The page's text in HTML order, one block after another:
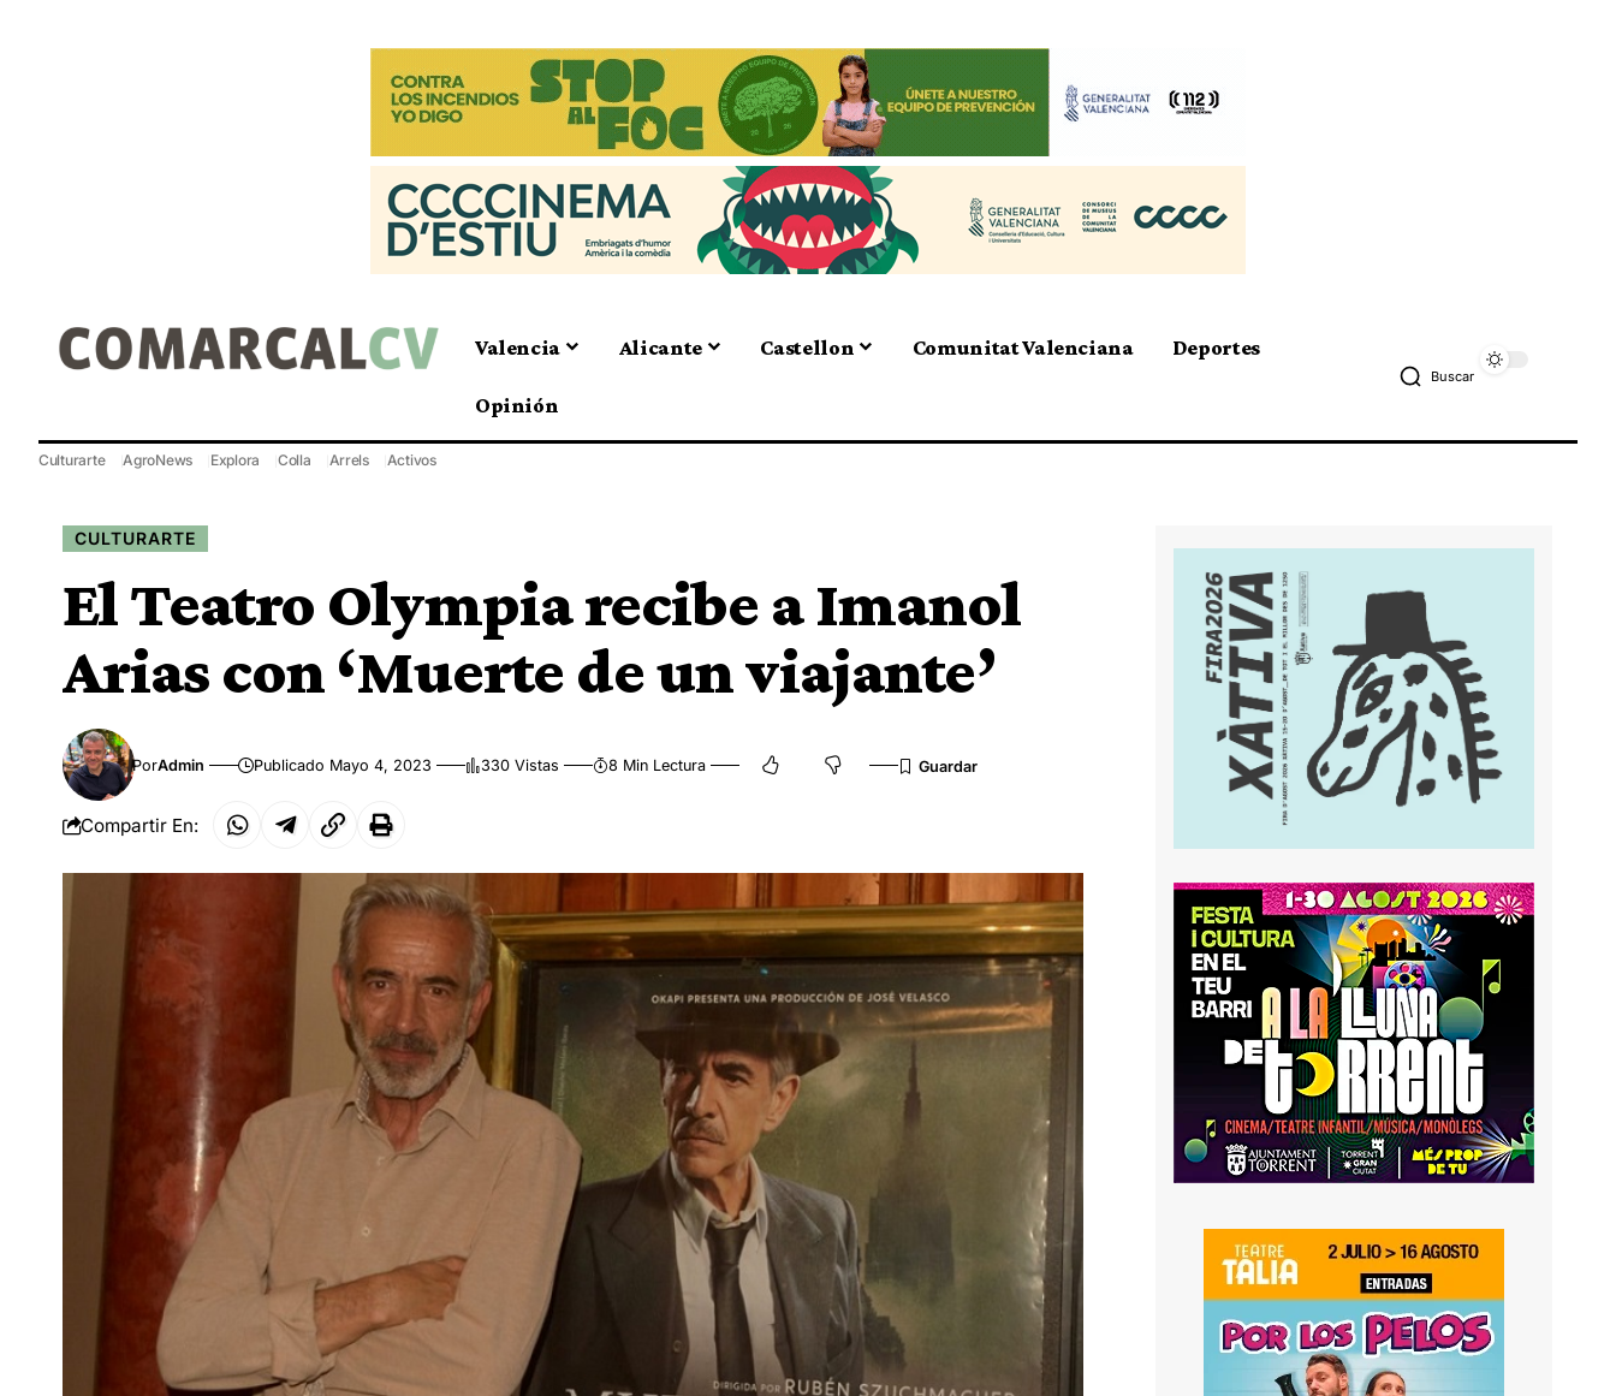
Valencia Alicante Castellon Comunitat Valenciana Deportes
Opinión
Buscar
Culturarte AgroNews Explora Colla Arrels Activos
CULTURARTE
El Teatro Olympia recibe a Imanol
Arias con ‘Muerte de un viajante’
PorAdmin Publicado Mayo 4, 2023 330 Vistas 8 Min Lectura
Compartir En: